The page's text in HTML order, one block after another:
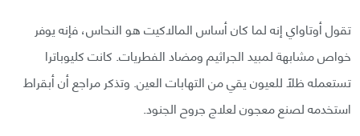
تقول أوتاواي إنه لما كان أساس المالاكيت هو النحاس، فإنه يوفر
خواص مشابهة لمبيد الجراثيم ومضاد الفطريات. كانت كليوباترا
تستعمله ظلًا للعيون يقي من التهابات العين. وتذكر مراجع أن أبقراط
استخدمه لصنع معجون لعلاج جروح الجنود.